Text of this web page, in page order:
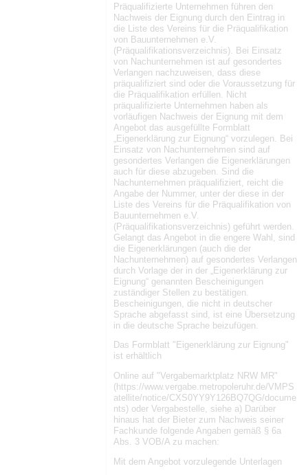
Präqualifizierte Unternehmen führen den
Nachweis der Eignung durch den Eintrag in
die Liste des Vereins für die Präqualifikation
von Bauunternehmen e.V.
(Präqualifikationsverzeichnis). Bei Einsatz
von Nachunternehmen ist auf gesondertes
Verlangen nachzuweisen, dass diese
präqualifiziert sind oder die Voraussetzung für
die Präqualifikation erfüllen. Nicht
präqualifizierte Unternehmen haben als
vorläufigen Nachweis der Eignung mit dem
Angebot das ausgefüllte Formblatt
„Eigenerklärung zur Eignung“ vorzulegen. Bei
Einsatz von Nachunternehmen sind auf
gesondertes Verlangen die Eigenerklärungen
auch für diese abzugeben. Sind die
Nachunternehmen präqualifiziert, reicht die
Angabe der Nummer, unter der diese in der
Liste des Vereins für die Präqualifikation von
Bauunternehmen e.V.
(Präqualifikationsverzeichnis) geführt werden.
Gelangt das Angebot in die engere Wahl, sind
die Eigenerklärungen (auch die der
Nachunternehmen) auf gesondertes Verlangen
durch Vorlage der in der „Eigenerklärung zur
Eignung“ genannten Bescheinigungen
zuständiger Stellen zu bestätigen.
Bescheinigungen, die nicht in deutscher
Sprache abgefasst sind, ist eine Übersetzung
in die deutsche Sprache beizufügen.
Das Formblatt "Eigenerklärung zur Eignung"
ist erhältlich
Online auf "Vergabemarktplatz NRW MR"
(https://www.vergabe.metropoleruhr.de/VMPS
atellite/notice/CXS0YY9Y126BQ7QG/docume
nts) oder Vergabestelle, siehe a) Darüber
hinaus hat der Bieter zum Nachweis seiner
Fachkunde folgende Angaben gemäß § 6a
Abs. 3 VOB/A zu machen:
Mit dem Angebot vorzulegende Unterlagen